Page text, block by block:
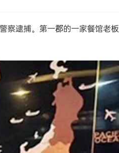
察逮捕。第一郡的一家餐馆老板